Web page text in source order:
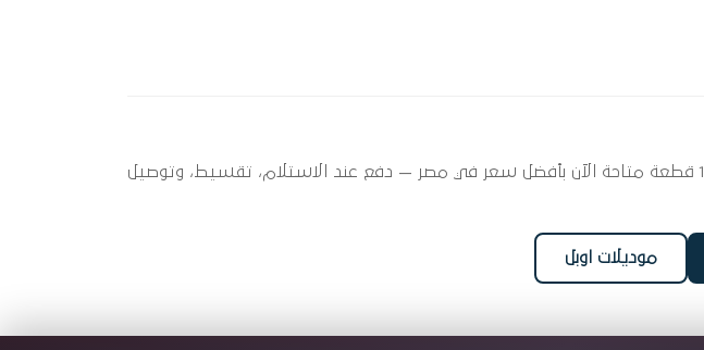
ابحث عن قطع غيار قربة مياه لسيارتك اوبل انسيجنيا A (2013 - 2017) ؟ أوتو سبير عندها 1 قطعة متاحة الآن بأفضل سعر في مصر — دفع عند الاستلام، تقسيط، وتوصيل
موديلات اوبل